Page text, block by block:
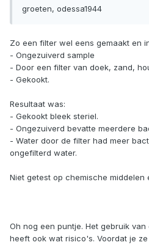
groeten, odessa1944
Zo een filter wel eens gemaakt en
- Ongezuiverd sample
- Door een filter van doek, zand,
- Gekookt.
Resultaat was:
- Gekookt bleek steriel.
- Ongezuiverd bevatte meerdere
- Water door de filter had meer
ongefilterd water.
Niet getest op chemische middelen
Oh nog een puntje. Het gebruik
heeft ook wat risico's. Voordat je